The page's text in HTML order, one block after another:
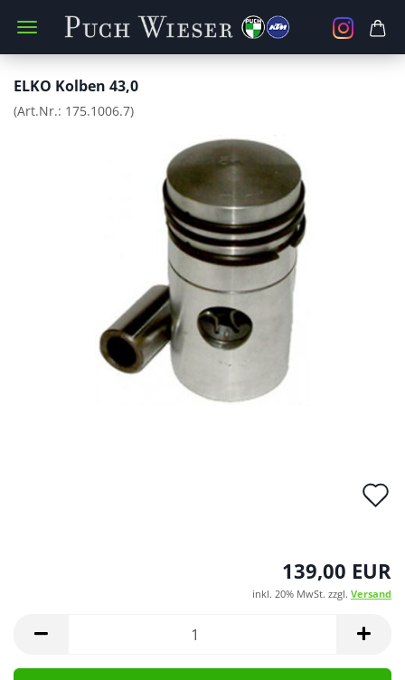
ELKO Kolben 43,0
(Art.Nr.: 175.1006.7)
139,00 EUR
inkl. 20% MwSt. zzgl. Versand